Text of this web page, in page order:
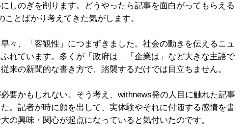
しのぎを削ります。どうやったら記事を面白がってもらえる
とばかり考えてきた気がします。
々、「客観性」につまずきました。社会の動きを伝えるニュ
れています。多くが「政府は」「企業は」など大きな主語で
来の新聞的な書き方で、踏襲するだけでは目立ちません。
要かもしれない。そう考え、withnews発の人目に触れた記事
。記者が時に顔を出して、実体験やそれに付随する感情を書
の興味・関心が起点になっていると気付いたのです。